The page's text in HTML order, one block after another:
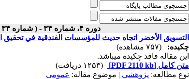
دوره ۴، شماره ۳۴ - ( شماره ۳۴ ، دوره اول ، سال چهارم ، زمستان ۱۴۰۰ ۱۴۰۰ )
التسويق الأخضر اتجاه حديث للمؤسسات الفندقية في تحقيق
چکیده:
(۷۵۷ مشاهده)
این مقاله فاقد چکیده می​باشد.
متن کامل [PDF 2110 kb]
(۱۲۵۳ دریافت)
نوع مطالعه: پژوهشي | موضوع مقاله: عمومى